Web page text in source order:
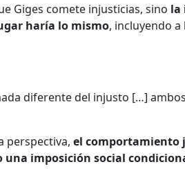
Giges comete injusticias, sino la
haría lo mismo, incluyendo
diferente del injusto […]
perspectiva, el comportamiento
imposición social